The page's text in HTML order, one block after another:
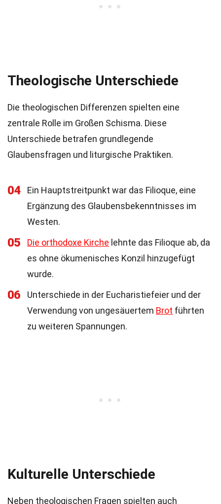
Theologische Unterschiede
Die theologischen Differenzen spielten eine
zentrale Rolle im Großen Schisma. Diese
Unterschiede betrafen grundlegende
Glaubensfragen und liturgische Praktiken.
04
Ein Hauptstreitpunkt war das Filioque, eine
Ergänzung des Glaubensbekenntnisses im
Westen.
05 Die orthodoxe Kirche lehnte das Filioque ab, da
es ohne ökumenisches Konzil hinzugefügt
wurde.
06
Unterschiede in der Eucharistiefeier und der
Verwendung von ungesäuertem Brot führten
zu weiteren Spannungen.
Kulturelle Unterschiede
Neben theologischen Fragen spielten auch